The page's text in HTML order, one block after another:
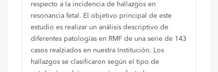
respecto a la incidencia de hallazgos en
resonancia fetal. El objetivo principal de este
estudio es realizar un análisis descriptivo de
diferentes patologías en RMF de una serie de 143
casos realziados en nuestra Institución. Los
hallazgos se clasificaron según el tipo de